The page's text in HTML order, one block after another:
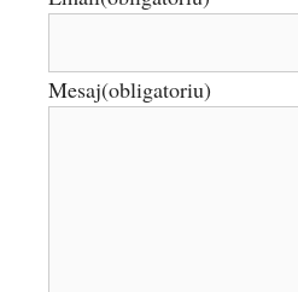
Mesaj(obligatoriu)